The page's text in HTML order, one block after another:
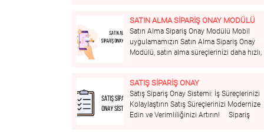
anlamda ucuz yada pahalı ve benzeri
birçok kritere göre tedarikçilerinizi
değerlendirebileceğiniz TEK Platformu
size sunuyoruz. Belge Kontrolleri ve
SATIN ALMA SİPARİŞ ONAY MODÜLÜ
Satın Alma Sipariş Onay Modülü Mobil
uygulamamızın Satın Alma Sipariş Onay
Modülü, satın alma süreçlerinizi daha hızlı,
kolayca takip etmenizi, onay süreçlerini
dijitalleştirmenizi ve tedarik zincirinizi
optimize etmenizi sağlar. Öne...
SATIŞ SİPARİŞ ONAY
Satış Sipariş Onay Sistemi: İş Süreçlerinizi
Kolaylaştırın Satış Süreçlerinizi Modernize
Edin ve Verimliliğinizi Artırın! Sipariş